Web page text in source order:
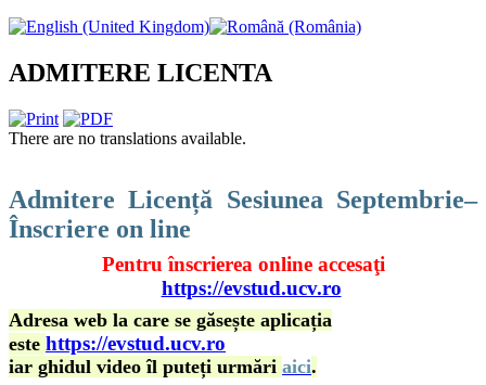
ADMITERE LICENTA
There are no translations available.
Admitere Licență Sesiunea Septembrie–
Înscriere on line
Pentru înscrierea online accesaţi
https://evstud.ucv.ro
Adresa web la care se găsește aplicația
este https://evstud.ucv.ro
iar ghidul video îl puteți urmări aici.